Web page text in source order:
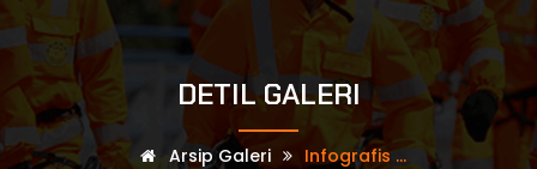
DETIL GALERI
Arsip Galeri Infografis ...